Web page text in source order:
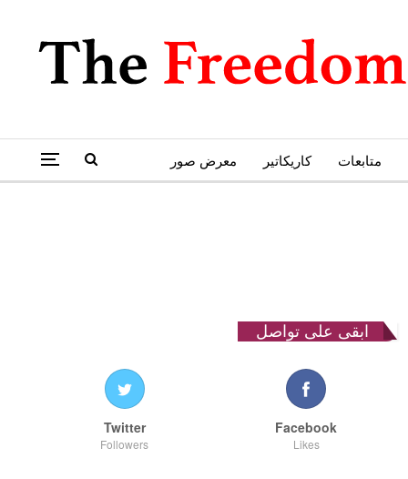
متابعات كاريكاتير معرض صور
ابقى على تواصل
Facebook
Likes
Twitter
Followers